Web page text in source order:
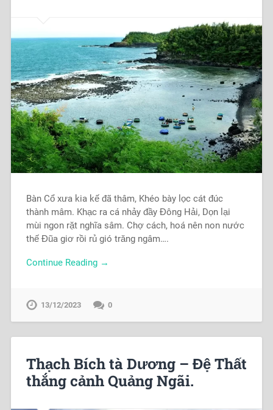
Bàn Cổ xưa kia kế đã thâm, Khéo bày lọc cát đúc
thành mâm. Khạc ra cá nhảy đầy Đông Hải, Dọn lại
mùi ngon rặt nghĩa sâm. Chợ cách, hoá nên non nước
thế Đũa giơ rồi rủ gió trăng ngâm….
Continue Reading →
13/12/2023 0
Thạch Bích tà Dương – Đệ Thất
thắng cảnh Quảng Ngãi.